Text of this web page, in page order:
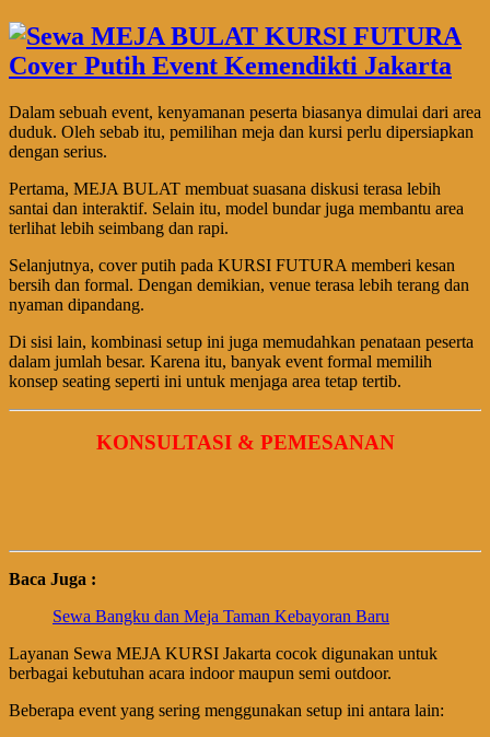
Dalam sebuah event, kenyamanan peserta biasanya dimulai dari area
duduk. Oleh sebab itu, pemilihan meja dan kursi perlu dipersiapkan
dengan serius.
Pertama, MEJA BULAT membuat suasana diskusi terasa lebih
santai dan interaktif. Selain itu, model bundar juga membantu area
terlihat lebih seimbang dan rapi.
Selanjutnya, cover putih pada KURSI FUTURA memberi kesan
bersih dan formal. Dengan demikian, venue terasa lebih terang dan
nyaman dipandang.
Di sisi lain, kombinasi setup ini juga memudahkan penataan peserta
dalam jumlah besar. Karena itu, banyak event formal memilih
konsep seating seperti ini untuk menjaga area tetap tertib.
KONSULTASI & PEMESANAN
Baca Juga :
Sewa Bangku dan Meja Taman Kebayoran Baru
Layanan Sewa MEJA KURSI Jakarta cocok digunakan untuk
berbagai kebutuhan acara indoor maupun semi outdoor.
Beberapa event yang sering menggunakan setup ini antara lain: